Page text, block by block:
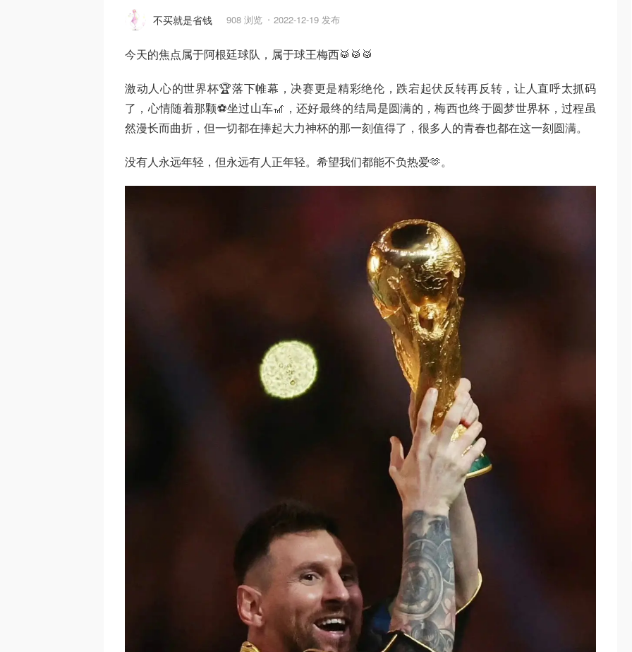
不买就是省钱 908 浏览 2022-12-19 发布
今天的焦点属于阿根廷球队，属于球王梅西🥁🥁🥁
激动人心的世界杯🏆落下帷幕，决赛更是精彩绝伦，跌宕起伏反转再反转，让人直呼太抓码
了，心情随着那颗⚽️坐过山车🎢，还好最终的结局是圆满的，梅西也终于圆梦世界杯，过程虽
然漫长而曲折，但一切都在捧起大力神杯的那一刻值得了，很多人的青春也都在这一刻圆满。
没有人永远年轻，但永远有人正年轻。希望我们都能不负热爱🫶。